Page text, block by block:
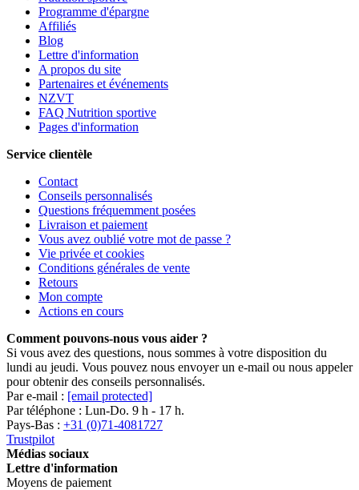
Programme d'épargne
Affiliés
Blog
Lettre d'information
A propos du site
Partenaires et événements
NZVT
FAQ Nutrition sportive
Pages d'information
Service clientèle
Contact
Conseils personnalisés
Questions fréquemment posées
Livraison et paiement
Vous avez oublié votre mot de passe ?
Vie privée et cookies
Conditions générales de vente
Retours
Mon compte
Actions en cours
Comment pouvons-nous vous aider ?
Si vous avez des questions, nous sommes à votre disposition du
lundi au jeudi. Vous pouvez nous envoyer un e-mail ou nous appeler
pour obtenir des conseils personnalisés.
Par e-mail : [email protected]
Par téléphone : Lun-Do. 9 h - 17 h.
Pays-Bas : +31 (0)71-4081727
Trustpilot
Médias sociaux
Lettre d'information
Moyens de paiement